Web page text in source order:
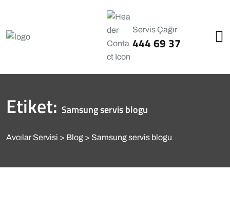
Servis Çağır
444 69 37
Etiket: Samsung servis blogu
Avcılar Servisi Blog Samsung servis blogu